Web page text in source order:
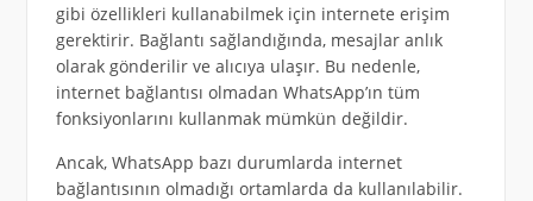
gibi özellikleri kullanabilmek için internete erişim
gerektirir. Bağlantı sağlandığında, mesajlar anlık
olarak gönderilir ve alıcıya ulaşır. Bu nedenle,
internet bağlantısı olmadan WhatsApp’ın tüm
fonksiyonlarını kullanmak mümkün değildir.
Ancak, WhatsApp bazı durumlarda internet
bağlantısının olmadığı ortamlarda da kullanılabilir.